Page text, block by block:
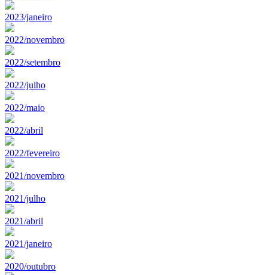
2023/janeiro
2022/novembro
2022/setembro
2022/julho
2022/maio
2022/abril
2022/fevereiro
2021/novembro
2021/julho
2021/abril
2021/janeiro
2020/outubro